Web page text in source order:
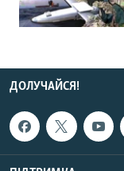
ДОЛУЧАЙСЯ!